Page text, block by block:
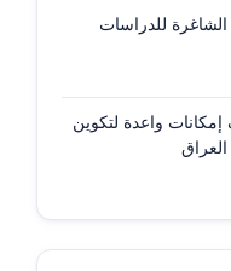
للدراسات
واعدة لتكوين